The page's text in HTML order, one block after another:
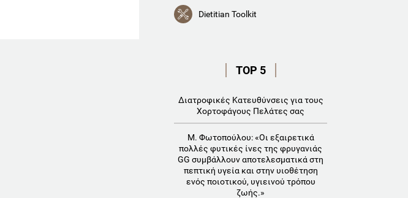
Dietitian Toolkit
TOP 5
Διατροφικές Κατευθύνσεις για τους
Χορτοφάγους Πελάτες σας
Μ. Φωτοπούλου: «Οι εξαιρετικά
πολλές φυτικές ίνες της φρυγανιάς
GG συμβάλλουν αποτελεσματικά στη
πεπτική υγεία και στην υιοθέτηση
ενός ποιοτικού, υγιεινού τρόπου
ζωής.»